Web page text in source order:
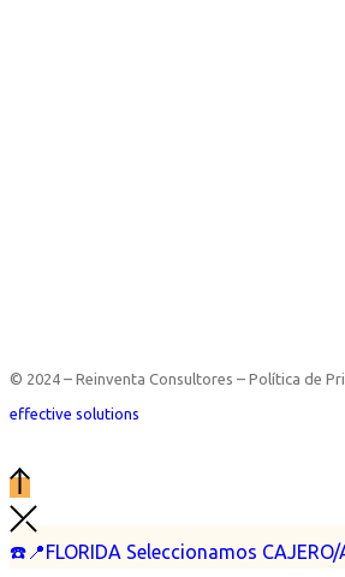
☎️📍FLORIDA Seleccionamos CAJERO/
© 2024 – Reinventa Consultores – Política de
effective solutions